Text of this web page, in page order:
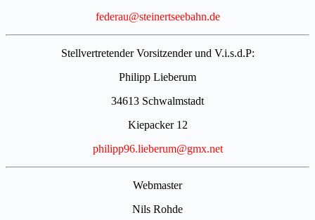
federau@steinertseebahn.de
Stellvertretender Vorsitzender und V.i.s.d.P:
Philipp Lieberum
34613 Schwalmstadt
Kiepacker 12
philipp96.lieberum@gmx.net
Webmaster
Nils Rohde